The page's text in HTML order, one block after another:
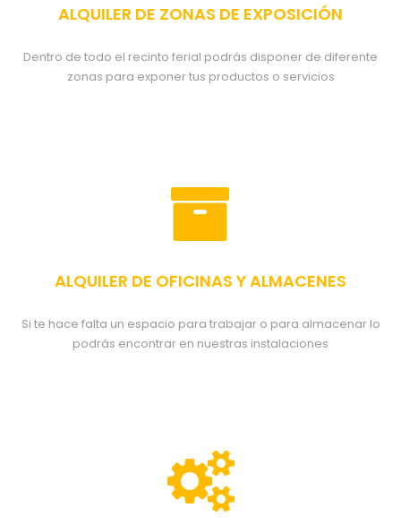
ALQUILER DE ZONAS DE EXPOSICIÓN
Dentro de todo el recinto ferial podrás disponer de diferente
zonas para exponer tus productos o servicios
ALQUILER DE OFICINAS Y ALMACENES
Si te hace falta un espacio para trabajar o para almacenar lo
podrás encontrar en nuestras instalaciones